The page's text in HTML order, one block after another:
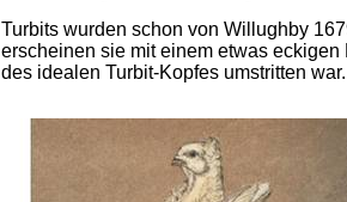
Turbits wurden schon von Willughby
erscheinen sie mit einem etwas
des idealen Turbit-Kopfes umstritten war.